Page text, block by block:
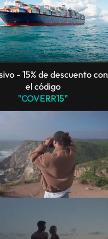
- 15% de descuento con
el código
"COVERR15"